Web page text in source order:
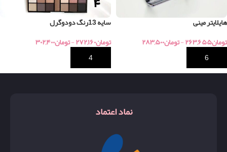
هایلایتر مینی
تومان۲۶۳,۶۵۵-تومان۲۸۳,۵۰۰
خرید
سایه 13رنگ دودوگرل
تومان۲۷۲,۱۶۰-تومان۳۰۲,۴۰۰
خرید
نماد اعتماد